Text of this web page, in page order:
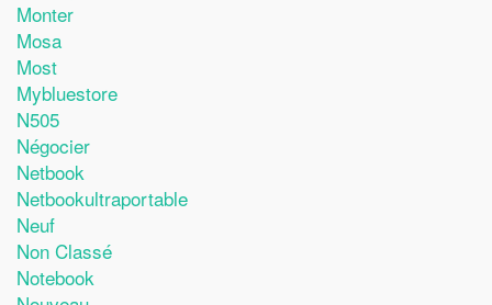
Monter
Mosa
Most
Mybluestore
N505
Négocier
Netbook
Netbookultraportable
Neuf
Non Classé
Notebook